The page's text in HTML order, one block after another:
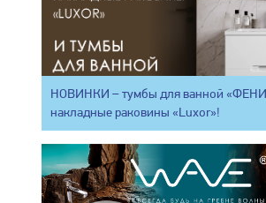
НОВИНКИ – тумбы для ванной
накладные раковины «Luxor»!